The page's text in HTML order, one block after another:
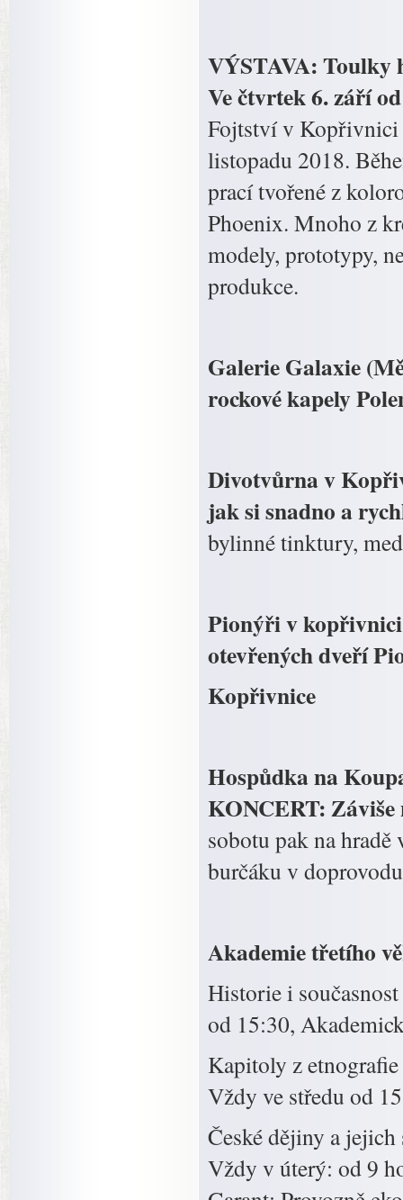
VÝSTAVA: Toulky
Ve čtvrtek 6. září
Fojtství v Kopřivnici
listopadu 2018.
prací tvořené z
Phoenix. Mnoho z
modely, prototypy,
produkce.
Galerie Galaxie
rockové kapely
Divotvůrna v
jak si snadno a
bylinné tinktury,
Pionýři v kopřivnici
otevřených dveří
Kopřivnice
Hospůdka na
KONCERT:
sobotu pak na
burčáku v
Akademie třetího
Historie i
od 15:30,
Kapitoly z
Vždy ve středu od
České dějiny a
Vždy v úterý: od 9